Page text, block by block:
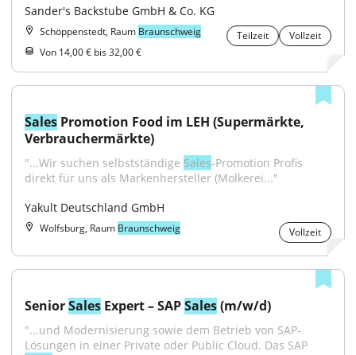
Sander's Backstube GmbH & Co. KG
Schöppenstedt, Raum Braunschweig Teilzeit
Vollzeit
Von 14,00 € bis 32,00 €
Sales Promotion Food im LEH (Supermärkte,
Verbrauchermärkte)
"...Wir suchen selbstständige Sales-Promotion Profis
direkt für uns als Markenhersteller (Molkerei..."
Yakult Deutschland GmbH
Wolfsburg, Raum Braunschweig Vollzeit
Senior Sales Expert – SAP Sales (m/w/d)
"...und Modernisierung sowie dem Betrieb von SAP-